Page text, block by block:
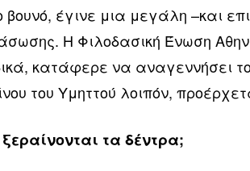
βουνό, έγινε μια μεγάλη –και
Η Φιλοδασική Ένωση
κατάφερε να αναγεννήσει
του Υμηττού λοιπόν,
ξεραίνονται τα δέντρα;